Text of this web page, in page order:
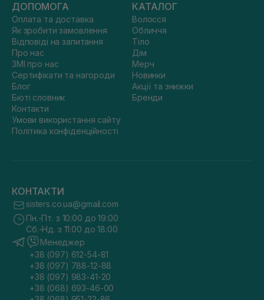
ДОПОМОГА
Оплата та доставка
Як зробити замовлення
Відповіді на запитання
Про нас
ЗМІ про нас
Сертифікати та нагороди
Блог
Бюті словник
Контакти
Умови використання сайту
Політика конфіденційності
КАТАЛОГ
Волосся
Обличчя
Тіло
Дім
Мерч
Новинки
Акції та знижки
Бренди
КОНТАКТИ
sisters.co.ua@gmail.com
Пн.-Пт. з 10:00 до 19:00
Сб.-Нд. з 11:00 до 18:00
Менеджер
+38 (097) 612-54-81
+38 (097) 788-12-88
+38 (097) 983-41-20
+38 (068) 693-46-00